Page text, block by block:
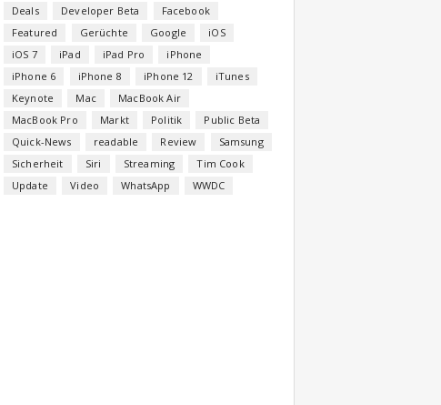
Deals
Developer Beta
Facebook
Featured
Gerüchte Google
iOS
iOS 7
iPad iPad Pro
iPhone
iPhone 6
iPhone 8 iPhone 12
iTunes
Keynote
Mac
MacBook Air
MacBook Pro
Markt Politik
Public Beta
Quick-News
readable Review
Samsung
Sicherheit
Siri Streaming
Tim Cook
Update
Video WhatsApp WWDC